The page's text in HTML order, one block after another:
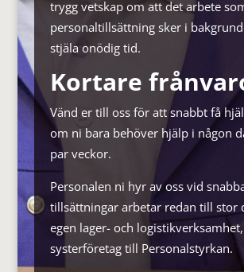
trygg vetskap om att det arbete
personaltillsättning sker i
stjäla onödig tid.
Kortare
Vänd er till oss för att snabbt få
om ni bara behöver hjälp i någon
par veckor.
Personalen ni hyr av oss vid
tillsättningar arbetar redan till stor
egen lager- och
systerföretag till Personalstyrkan.